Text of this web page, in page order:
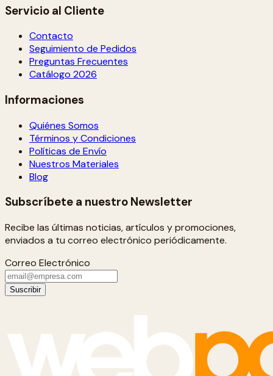
Servicio al Cliente
Contacto
Seguimiento de Pedidos
Preguntas Frecuentes
Catálogo 2026
Informaciones
Quiénes Somos
Términos y Condiciones
Políticas de Envío
Nuestros Materiales
Blog
Subscríbete a nuestro Newsletter
Recibe las últimas noticias, artículos y promociones,
enviados a tu correo electrónico periódicamente.
Correo Electrónico
Suscribir